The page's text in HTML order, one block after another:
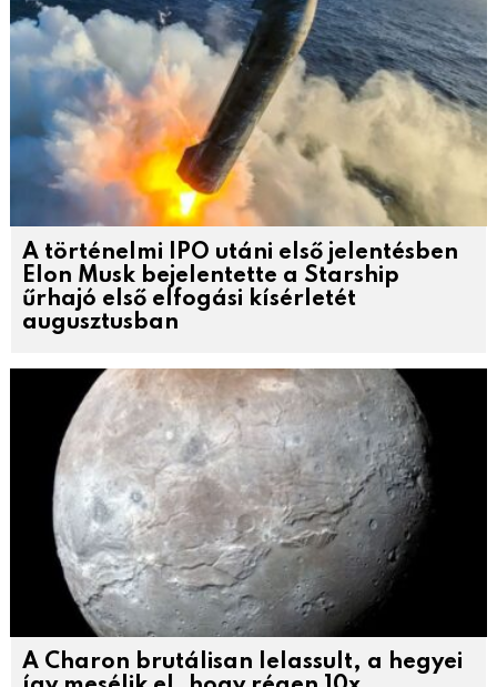
A történelmi IPO utáni első jelentésben
Elon Musk bejelentette a Starship
űrhajó első elfogási kísérletét
augusztusban
A Charon brutálisan lelassult, a hegyei